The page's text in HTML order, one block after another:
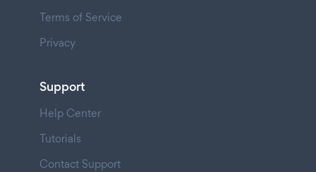
Terms of Service
Privacy
Support
Help Center
Tutorials
Contact Support